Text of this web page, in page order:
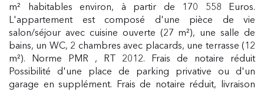
m² habitables environ, à partir de 170 558 Euros.
L'appartement est composé d'une pièce de vie
salon/séjour avec cuisine ouverte (27 m²), une salle de
bains, un WC, 2 chambres avec placards, une terrasse (12
m²). Norme PMR , RT 2012. Frais de notaire réduit
Possibilité d'une place de parking privative ou d'un
garage en supplément. Frais de notaire réduit, livraison